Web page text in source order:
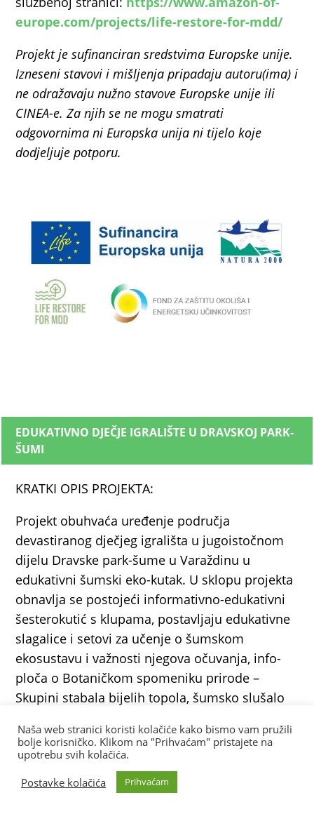
europe.com/projects/life-restore-for-mdd/
Projekt je sufinanciran sredstvima Europske unije.
Izneseni stavovi i mišljenja pripadaju autoru(ima) i
ne odražavaju nužno stavove Europske unije ili
CINEA-e. Za njih se ne mogu smatrati
odgovornima ni Europska unija ni tijelo koje
dodjeljuje potporu.
EDUKATIVNO DJEČJE IGRALIŠTE U DRAVSKOJ PARK-
ŠUMI
KRATKI OPIS PROJEKTA:
Projekt obuhvaća uređenje područja
devastiranog dječjeg igrališta u jugoistočnom
dijelu Dravske park-šume u Varaždinu u
edukativni šumski eko-kutak. U sklopu projekta
obnavlja se postojeći informativno-edukativni
šesterokutić s klupama, postavljaju edukativne
slagalice i setovi za učenje o šumskom
ekosustavu i važnosti njegova očuvanja, info-
ploča o Botaničkom spomeniku prirode –
Skupini stabala bijelih topola, šumsko slušalo
zahvate uređenja šumske vegetacije u zoni
dječjeg igrališta, čime se uređuje zeleni eko-
kutak, odmorište i mjesto u šumi namijenjeno
boravku, edukaciji i igri djece, u okviru
Naša web stranici koristi kolačiće kako bismo vam pružili
bolje korisničko. Klikom na "Prihvaćam" pristajete na
upotrebu svih kolačića.
Postavke kolačića
Prihvaćam